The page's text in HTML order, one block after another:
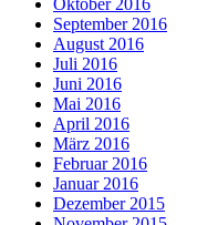
September 2016
August 2016
Juli 2016
Juni 2016
Mai 2016
April 2016
März 2016
Februar 2016
Januar 2016
Dezember 2015